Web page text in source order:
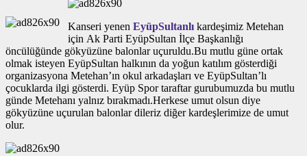
Kanseri yenen EyüpSultanlı kardeşimiz Metehan
için Ak Parti EyüpSultan İlçe Başkanlığı
öncülüğünde gökyüzüne balonlar uçuruldu.Bu mutlu güne ortak
olmak isteyen EyüpSultan halkının da yoğun katılım gösterdiği
organizasyona Metehan’ın okul arkadaşları ve EyüpSultan’lı
çocuklarda ilgi gösterdi. Eyüp Spor taraftar gurubumuzda bu mutlu
günde Metehanı yalnız bırakmadı.Herkese umut olsun diye
gökyüzüne uçurulan balonlar dileriz diğer kardeşlerimize de umut
olur.